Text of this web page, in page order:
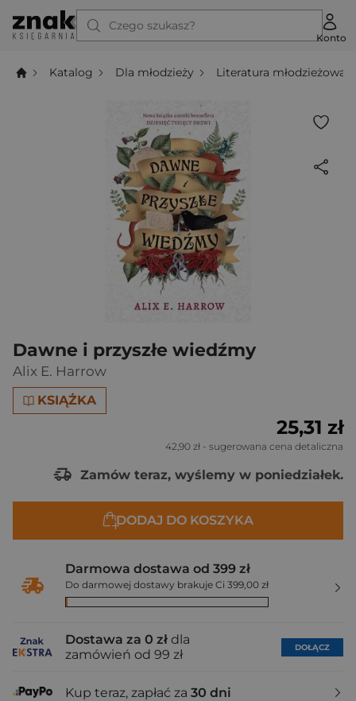
Czego szukasz?
Konto
Katalog Dla młodzieży Literatura młodzieżowa
Dawne i przyszłe wiedźmy
Alix E. Harrow
KSIĄŻKA
25,31 zł
42,90 zł - sugerowana cena detaliczna
Zamów teraz, wyślemy w poniedziałek.
DODAJ DO KOSZYKA
Darmowa dostawa od 399 zł
Do darmowej dostawy brakuje Ci 399,00 zł
Dostawa za 0 zł dla
zamówień od 99 zł
DOŁĄCZ
Kup teraz, zapłać za 30 dni